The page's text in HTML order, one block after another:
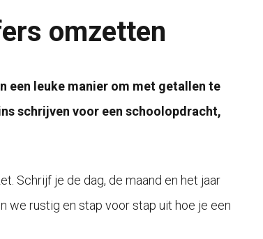
omzetten
een leuke manier om met getallen te
schrijven voor een schoolopdracht,
Schrijf je de dag, de maand en het jaar
we rustig en stap voor stap uit hoe je een